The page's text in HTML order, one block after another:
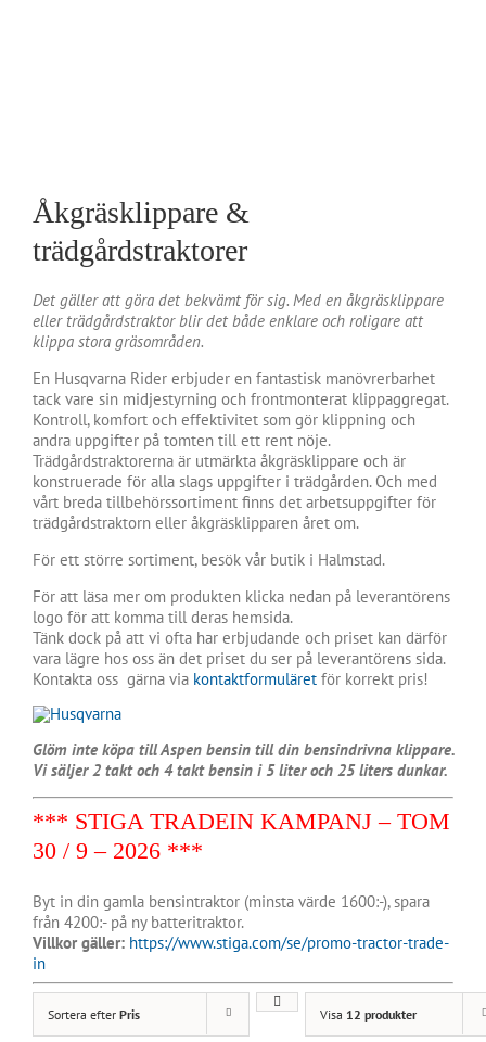
Åkgräsklippare &
trädgårdstraktorer
Det gäller att göra det bekvämt för sig. Med en åkgräsklippare
eller trädgårdstraktor blir det både enklare och roligare att
klippa stora gräsområden.
En Husqvarna Rider erbjuder en fantastisk manövrerbarhet
tack vare sin midjestyrning och frontmonterat klippaggregat.
Kontroll, komfort och effektivitet som gör klippning och
andra uppgifter på tomten till ett rent nöje.
Trädgårdstraktorerna är utmärkta åkgräsklippare och är
konstruerade för alla slags uppgifter i trädgården. Och med
vårt breda tillbehörssortiment finns det arbetsuppgifter för
trädgårdstraktorn eller åkgräsklipparen året om.
För ett större sortiment, besök vår butik i Halmstad.
För att läsa mer om produkten klicka nedan på leverantörens
logo för att komma till deras hemsida.
Tänk dock på att vi ofta har erbjudande och priset kan därför
vara lägre hos oss än det priset du ser på leverantörens sida.
Kontakta oss gärna via kontaktformuläret för korrekt pris!
Glöm inte köpa till Aspen bensin till din bensindrivna klippare.
Vi säljer 2 takt och 4 takt bensin i 5 liter och 25 liters dunkar.
*** STIGA TRADEIN KAMPANJ – TOM
30 / 9 – 2026 ***
Byt in din gamla bensintraktor (minsta värde 1600:-), spara
från 4200:- på ny batteritraktor.
Villkor gäller: https://www.stiga.com/se/promo-tractor-trade-
in
Sortera efter Pris Visa 12 produkter